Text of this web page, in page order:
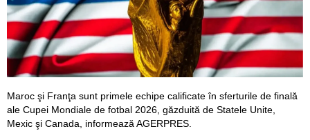
Maroc şi Franţa sunt primele echipe calificate în sferturile de finală
ale Cupei Mondiale de fotbal 2026, găzduită de Statele Unite,
Mexic şi Canada, informează AGERPRES.